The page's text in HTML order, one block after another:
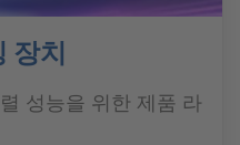
장치
성능을 위한 제품 라